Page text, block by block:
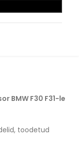
BMW F30 F31-le
toodetud